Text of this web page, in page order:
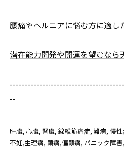
腰痛やヘルニアに悩む方に適し
潜在能力開発や開運を望むなら
--
肝臓 心臓 腎臓 線維筋痛症 難病 慢性
不妊,生理痛 頭痛,偏頭痛 パニック障害